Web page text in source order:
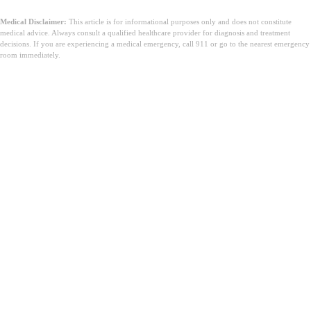
Medical Disclaimer: This article is for informational purposes only and does not constitute
medical advice. Always consult a qualified healthcare provider for diagnosis and treatment
decisions. If you are experiencing a medical emergency, call 911 or go to the nearest emergency
room immediately.